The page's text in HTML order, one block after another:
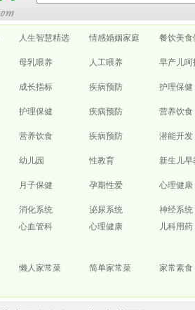
人生智慧精选 情感婚姻家庭 餐饮美食
母乳喂养 人工喂养 早产儿呵
成长指标 疾病预防 护理保健
护理保健 疾病预防 营养饮食
营养饮食 疾病预防 潜能开发
幼儿园 性教育 新生儿早
月子保健 孕期性爱 心理健康
消化系统 泌尿系统
神经系统
心血管科 心理健康
儿科用药
懒人家常菜 简单家常菜
家常素食